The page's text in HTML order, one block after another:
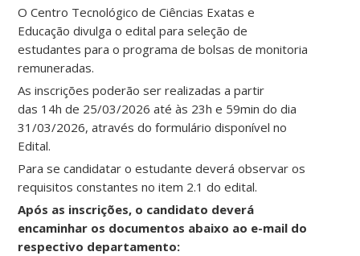
O Centro Tecnológico de Ciências Exatas e
Educação divulga o edital para seleção de
estudantes para o programa de bolsas de monitoria
remuneradas.
As inscrições poderão ser realizadas a partir
das 14h de 25/03/2026 até às 23h e 59min do dia
31/03/2026, através do formulário disponível no
Edital.
Para se candidatar o estudante deverá observar os
requisitos constantes no item 2.1 do edital.
Após as inscrições, o candidato deverá
encaminhar os documentos abaixo ao e-mail do
respectivo departamento: